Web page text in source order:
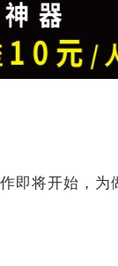
即将开始，为